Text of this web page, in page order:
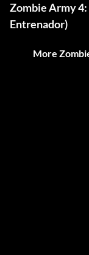
Zombie Army 4:
Entrenador)
More